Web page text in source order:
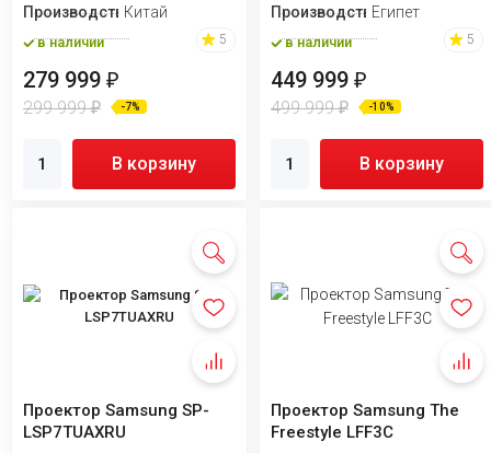
ПроизводствоКитай
в наличии 5
279 999 ₽
299 999₽ -7%
В корзину
ПроизводствоЕгипет
в наличии 5
449 999₽
499 999₽ -10%
В корзину
Проектор Samsung SP-
LSP7TUAXRU
Проектор Samsung The
Freestyle LFF3C